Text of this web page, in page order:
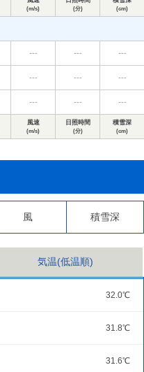
(m/s) (分) (cm)
--- --- ---
--- --- ---
--- --- ---
風速
(m/s)
日照時間
(分)
積雪深
(cm)
風 積雪深
気温(低温順)
32.0℃
31.8℃
31.6℃